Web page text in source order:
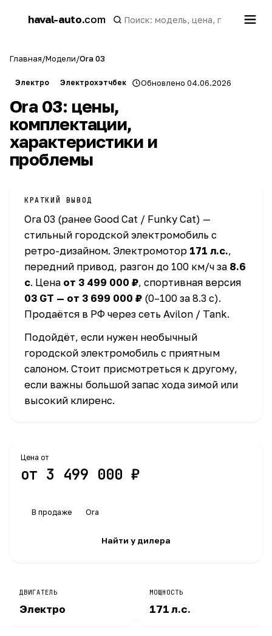
haval-auto.com
Главная/Модели/Ora 03
Электро Электрохэтчбек Обновлено 04.06.2026
Ora 03: цены,
комплектации,
характеристики и
проблемы
КРАТКИЙ ВЫВОД
Ora 03 (ранее Good Cat / Funky Cat) —
стильный городской электромобиль с
ретро-дизайном. Электромотор 171 л.с.,
передний привод, разгон до 100 км/ч за 8.6
с. Цена от 3 499 000 ₽, спортивная версия
03 GT — от 3 699 000 ₽ (0–100 за 8.3 с).
Продаётся в РФ через сеть Avilon / Tank.
Подойдёт, если нужен необычный
городской электромобиль с приятным
салоном. Стоит присмотреться к другому,
если важны большой запас хода зимой или
высокий клиренс.
Цена от
от 3 499 000 ₽
В продаже Ora
Найти у дилера
ДВИГАТЕЛЬ
Электро
МОЩНОСТЬ
171 л.с.